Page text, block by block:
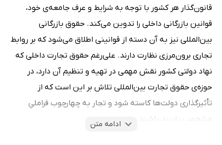
قانون‌گذار هر کشور با توجه به شرایط و عرف جامعه‌ی خود،
قوانین بازرگانی داخلی را تدوین می‌کند. حقوق بازرگانی
بین‌المللی نیز به آن دسته از قوانینی اطلاق می‌شود که بر روابط
تجاری برون‌مرزی نظارت دارند. علی‌رغم حقوق تجارت داخلی که
نهاد دولتی کشور نقش مهمی در تهیه و تنظیم آن دارد، در
حوزه‌ی حقوق تجارت بین‌المللی تلاش بر این است که از
تأثیرگذاری دولت‌ها کاسته شود و تجار به چهارچوب فراملیِ
مشخصی پایبند باشند.
ادامه متن